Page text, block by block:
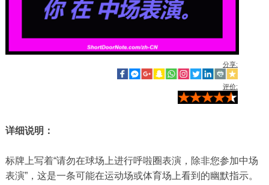
分享:
评价:
详细说明：
标牌上写着“请勿在球场上进行呼啦圈表演，除非您参加中场
表演”，这是一条可能在运动场或体育场上看到的幽默指示。